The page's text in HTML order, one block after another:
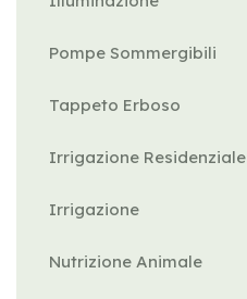
Pompe Sommergibili
Tappeto Erboso
Irrigazione Residenziale
Irrigazione
Nutrizione Animale